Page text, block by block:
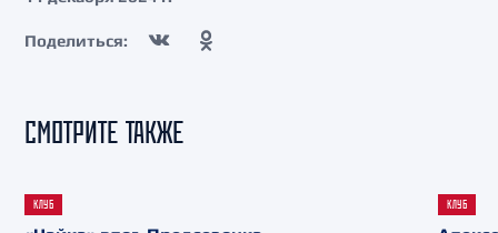
Поделиться:
СМОТРИТЕ ТАКЖЕ
КЛУБ КЛУБ